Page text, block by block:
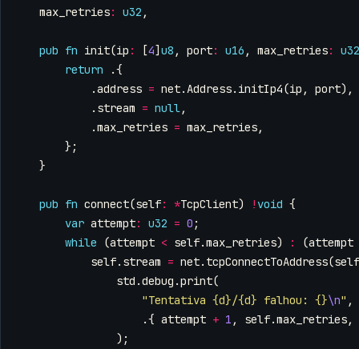
max_retries: u32 ,
pub fn init(ip : [4] u8 , port: u16 , max_retries:
u32
return
.{
.address = net.Address. initIp4(ip , port),
. stream = null,
.max_retries = max_retries,
};
}
pub fn connect(self: *TcpClient) ! void {
var attempt: u32 = 0 ;
while
(attempt < self.max_retries) : (attempt
self. stream = net. tcpConnectToAddress(self
std .debug .print(
"Tentativa {d}/{d} falhou: {}\n" ,
.{ attempt + 1 , self.max_retries,
);